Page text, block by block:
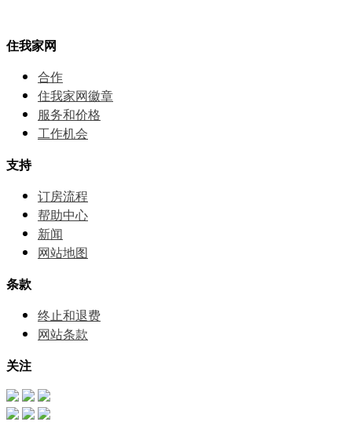
住我家网
合作
住我家网徽章
服务和价格
⼯作机会
支持
订房流程
帮助中⼼
新闻
网站地图
条款
终止和退费
网站条款
关注